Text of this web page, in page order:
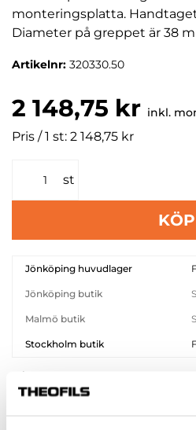
monteringsplatta.
Diameter på greppet är 38
Artikelnr: 320330.50
2 148,75 kr inkl.
Pris / 1 st: 2 148,75 kr
st
KÖP
Jönköping huvudlager
Jönköping butik
Malmö butik
Stockholm butik
Hämta i butik